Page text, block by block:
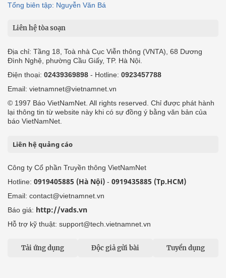
Tổng biên tập: Nguyễn Văn Bá
Liên hệ tòa soạn
Địa chỉ: Tầng 18, Toà nhà Cục Viễn thông (VNTA), 68 Dương
Đình Nghệ, phường Cầu Giấy, TP. Hà Nội.
Điện thoại: 02439369898 - Hotline: 0923457788
Email: vietnamnet@vietnamnet.vn
© 1997 Báo VietNamNet. All rights reserved. Chỉ được phát hành
lại thông tin từ website này khi có sự đồng ý bằng văn bản của
báo VietNamNet.
Liên hệ quảng cáo
Công ty Cổ phần Truyền thông VietNamNet
Hotline: 0919405885 (Hà Nội) - 0919435885 (Tp.HCM)
Email: contact@vietnamnet.vn
Báo giá: http://vads.vn
Hỗ trợ kỹ thuật: support@tech.vietnamnet.vn
Tải ứng dụng Độc giả gửi bài Tuyển dụng